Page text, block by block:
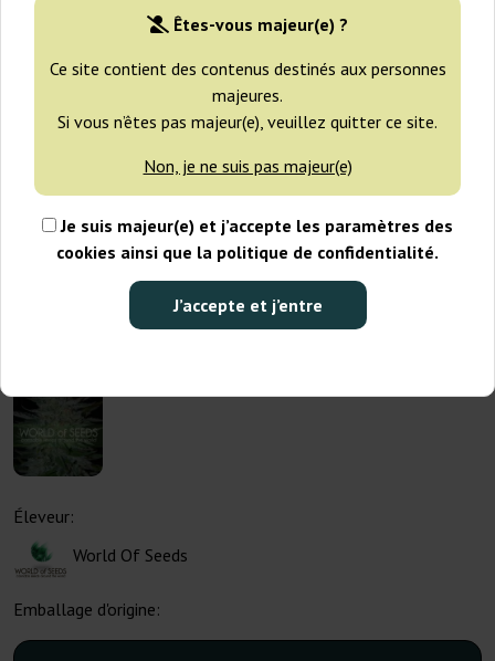
Êtes-vous majeur(e) ?
Ce site contient des contenus destinés aux personnes
majeures.
Si vous n’êtes pas majeur(e), veuillez quitter ce site.
Non, je ne suis pas majeur(e)
Je suis majeur(e) et j’accepte les paramètres des
cookies ainsi que la politique de confidentialité.
J’accepte et j’entre
Éleveur:
World Of Seeds
Emballage d'origine: